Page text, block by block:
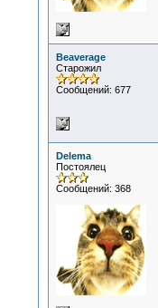
Beaverage
Старожил
Сообщений: 677
Delema
Постоялец
Сообщений: 368